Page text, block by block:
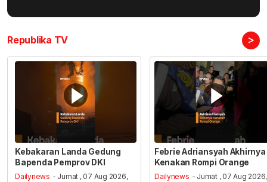
Republika TV >
Kebakaran Landa Gedung
Bapenda Pemprov DKI
Dailynews - Jumat , 07 Aug 2026,
Febrie Adriansyah Akhirnya
Kenakan Rompi Orange
Dailynews - Jumat , 07 Aug 2026,